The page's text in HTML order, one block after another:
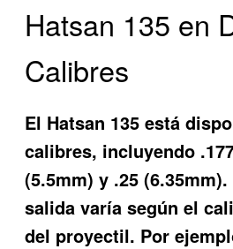
Hatsan 135 en
Calibres
El Hatsan 135 está
calibres, incluyendo
(5.5mm) y .25
salida varía según el
del proyectil. Por